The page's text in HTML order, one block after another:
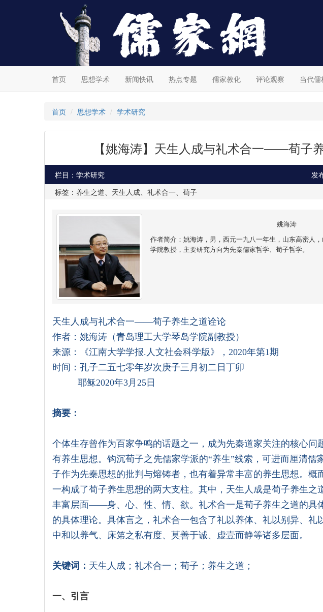
首页 思想学术 新闻快讯 热点专题 儒家教化 评论观察 当代儒
首页 思想学术 学术研究
【姚海涛】天生人成与礼术合一——荀子
栏目：学术研究
发
标签：养生之道、天生人成、礼术合一、荀子
姚海涛
作者简介：姚海涛，男，西元一九八一年生，山东高密人
学院教授，主要研究方向为先秦儒家哲学、荀子哲学。
天生人成与礼术合一——荀子养生之道诠论
作者：姚海涛（青岛理工大学琴岛学院副教授）
来源：《江南大学学报.人文社会科学版》，2020年第1期
时间：孔子二五七零年岁次庚子三月初二日丁卯
耶稣2020年3月25日
摘要：
个体生存曾作为百家争鸣的话题之一，成为先秦道家关注的核心问
有养生思想。钩沉荀子之先儒家学派的“养生”线索，可进而厘清儒
子作为先秦思想的批判与熔铸者，也有着异常丰富的养生思想。概
一构成了荀子养生思想的两大支柱。其中，天生人成是荀子养生之
丰富层面——身、心、性、情、欲。礼术合一是荀子养生之道的具
的具体理论。具体言之，礼术合一包含了礼以养体、礼以别异、礼
中和以养气、床笫之私有度、莫善于诚、虚壹而静等诸多层面。
关键词： 天生人成；礼术合一；荀子；养生之道；
一、引言